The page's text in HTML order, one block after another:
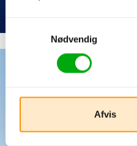
Nødvendig
Afvis